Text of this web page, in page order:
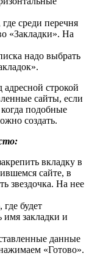
среди перечня
«Закладки». На
надо выбрать
адресной строкой
сайты, если
подобные
создать.
вкладку в
сайте, в
звездочка. На нее
будет
имя закладки и
данные
«Готово».